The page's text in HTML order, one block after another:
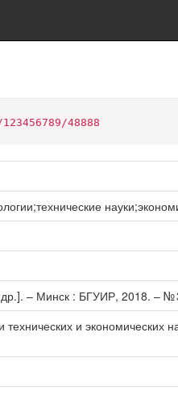
48888
– Минск : БГУИР, 2018. – №
и